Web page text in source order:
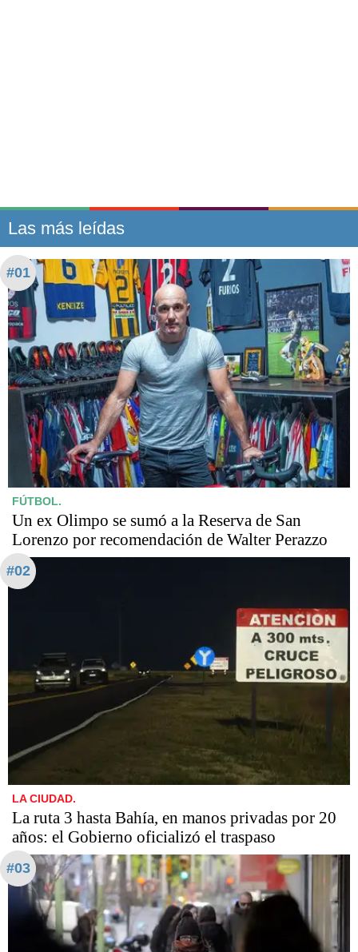
Las más leídas
#01
FÚTBOL.
Un ex Olimpo se sumó a la Reserva de San
Lorenzo por recomendación de Walter Perazzo
#02
LA CIUDAD.
La ruta 3 hasta Bahía, en manos privadas por 20
años: el Gobierno oficializó el traspaso
#03